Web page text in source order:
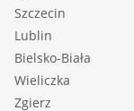
Szczecin
Lublin
Bielsko-Biała
Wieliczka
Zgierz